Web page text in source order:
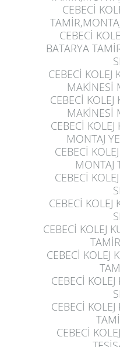
CEBECİ
CEBECİ
BATARYA
CEBECİ KOLEJ
MAKİNESİ
CEBECİ KOLEJ
MAKİNESİ
CEBECİ
MONTAJ
CEBECİ
MONTAJ
CEBECİ
CEBECİ KOLEJ
CEBECİ KOLEJ
CEBECİ KOLEJ
CEBECİ
CEBECİ
CEBECİ